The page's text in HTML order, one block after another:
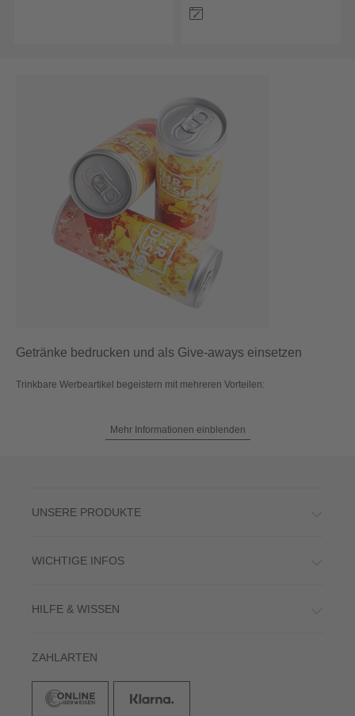
Getränke bedrucken und als Give-aways einsetzen
Trinkbare Werbeartikel begeistern mit mehreren Vorteilen:
Mehr Informationen einblenden
UNSERE PRODUKTE
WICHTIGE INFOS
HILFE & WISSEN
ZAHLARTEN